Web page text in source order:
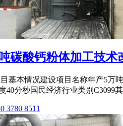
碳酸钙粉体加工技
基本情况建设项目名称年产5万
40分秒国民经济行业类别C3099
3780 8511